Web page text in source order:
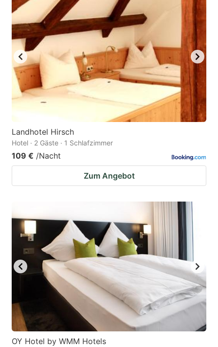
key
to
get
the
keyboard
shortcuts
for
changing
key
to
get
the
keyboard
shortcuts
changing
dates.
Landhotel Hirsch
Hotel · 2 Gäste · 1 Schlafzimmer
109 € /Nacht
Zum Angebot
OY Hotel by WMM Hotels